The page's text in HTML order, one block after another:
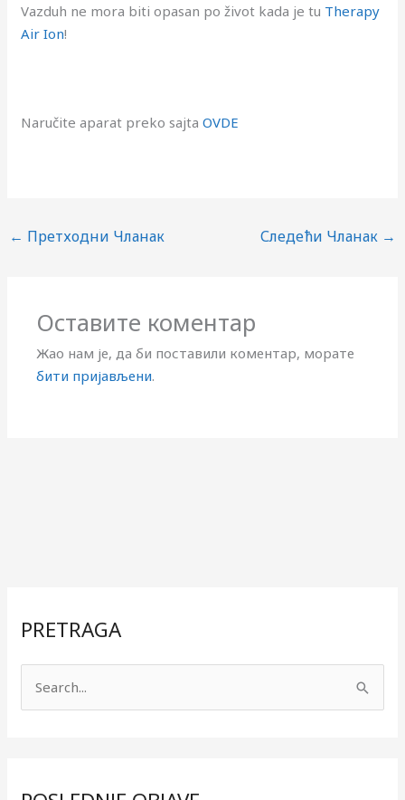
Vazduh ne mora biti opasan po život kada je tu Therapy
Air Ion!
Naručite aparat preko sajtaOVDE
← Претходни Чланак Следећи Чланак →
Оставите коментар
Жао нам је, да би поставили коментар, морате
бити пријављени.
PRETRAGA